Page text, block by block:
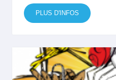
PLUS D'INFOS